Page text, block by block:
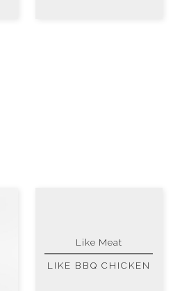
Like Meat
LIKE BBQ CHICKEN